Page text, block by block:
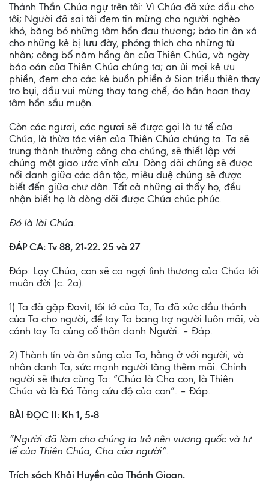
Thánh Thần Chúa ngự trên tôi: Vì Chúa đã xức dầu cho
tôi; Người đã sai tôi đem tin mừng cho người nghèo
khó, băng bó những tâm hồn đau thương; báo tin ân xá
cho những kẻ bị lưu đày, phóng thích cho những tù
nhân; công bố năm hồng ân của Thiên Chúa, và ngày
báo oán của Thiên Chúa chúng ta; an ủi mọi kẻ ưu
phiền, đem cho các kẻ buồn phiền ở Sion triều thiên thay
tro bụi, dầu vui mừng thay tang chế, áo hân hoan thay
tâm hồn sầu muộn.
Còn các ngươi, các ngươi sẽ được gọi là tư tế của
Chúa, là thừa tác viên của Thiên Chúa chúng ta. Ta sẽ
trung thành thưởng công cho chúng, sẽ thiết lập với
chúng một giao ước vĩnh cửu. Dòng dõi chúng sẽ được
nổi danh giữa các dân tộc, miêu duệ chúng sẽ được
biết đến giữa chư dân. Tất cả những ai thấy họ, đều
nhận biết họ là dòng dõi được Chúa chúc phúc.
Đó là lời Chúa.
ĐÁP CA: Tv 88, 21-22. 25 và 27
Đáp: Lạy Chúa, con sẽ ca ngợi tình thương của Chúa tới
muôn đời (c. 2a).
1) Ta đã gặp Đavit, tôi tớ của Ta, Ta đã xức dầu thánh
của Ta cho người, để tay Ta bang trợ người luôn mãi, và
cánh tay Ta củng cố thân danh Người. – Đáp.
2) Thành tín và ân sủng của Ta, hằng ở với người, và
nhân danh Ta, sức mạnh người tăng thêm mãi. Chính
người sẽ thưa cùng Ta: “Chúa là Cha con, là Thiên
Chúa và là Đá Tảng cứu độ của con”. – Đáp.
BÀI ĐỌC II: Kh 1, 5-8
“Người đã làm cho chúng ta trở nên vương quốc và tư
tế của Thiên Chúa, Cha của người”.
Trích sách Khải Huyền của Thánh Gioan.